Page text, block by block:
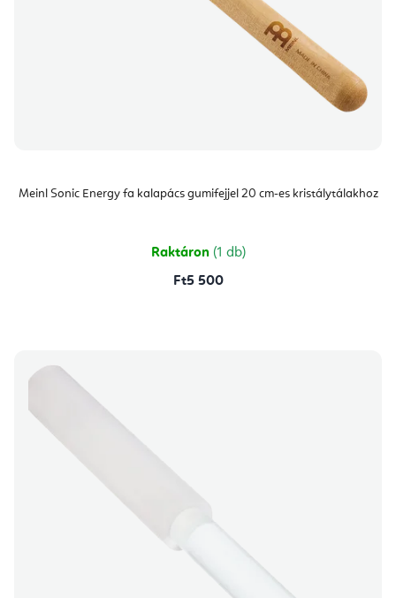
Meinl Sonic Energy fa kalapács gumifejjel 20 cm-es kristálytálakhoz
Raktáron (1 db)
Ft5 500